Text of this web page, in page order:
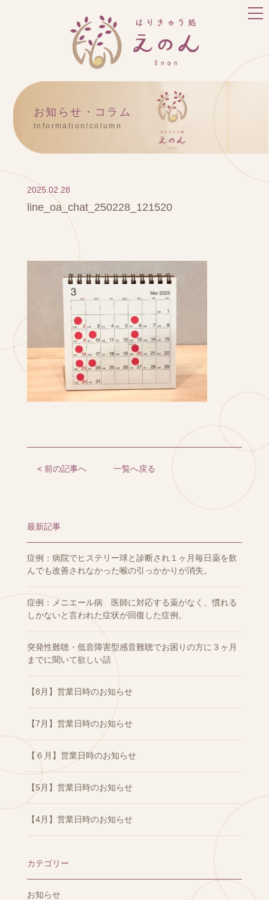
お知らせ・コラム
Information/column
2025.02.28
line_oa_chat_250228_121520
< 前の記事へ 一覧へ戻る
最新記事
症例：病院でヒステリー球と診断され１ヶ月毎日薬を飲
んでも改善されなかった喉の引っかかりが消失。
症例：メニエール病 医師に対応する薬がなく、慣れる
しかないと言われた症状が回復した症例。
突発性難聴・低音障害型感音難聴でお困りの方に３ヶ月
までに聞いて欲しい話
【8月】営業日時のお知らせ
【7月】営業日時のお知らせ
【６月】営業日時のお知らせ
【5月】営業日時のお知らせ
【4月】営業日時のお知らせ
カテゴリー
お知らせ